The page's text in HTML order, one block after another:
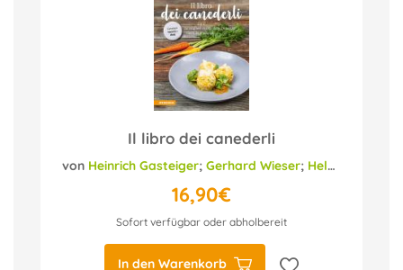
Il libro dei canederli
von Heinrich Gasteiger; Gerhard Wieser; Helmut Bachmann
16,90€
Sofort verfügbar oder abholbereit
In den Warenkorb